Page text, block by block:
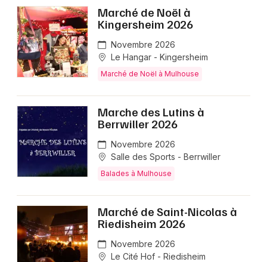
Marché de Noël à
Kingersheim 2026
Novembre 2026
Le Hangar - Kingersheim
Marché de Noël à Mulhouse
Marche des Lutins à
Berrwiller 2026
Novembre 2026
Salle des Sports - Berrwiller
Balades à Mulhouse
Marché de Saint-Nicolas à
Riedisheim 2026
Novembre 2026
Le Cité Hof - Riedisheim